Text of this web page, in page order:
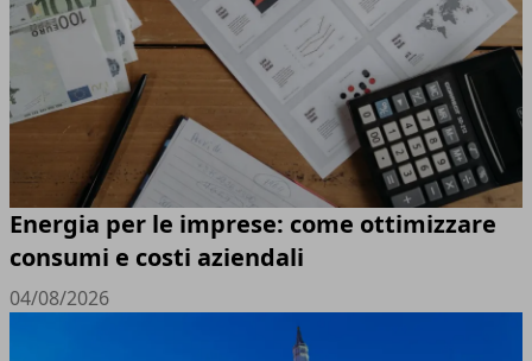
Energia per le imprese: come ottimizzare
consumi e costi aziendali
04/08/2026